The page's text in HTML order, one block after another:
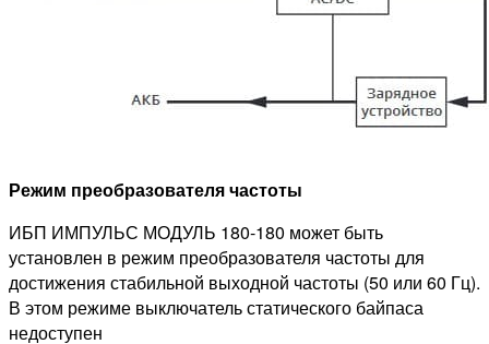
Режим преобразователя частоты
ИБП ИМПУЛЬС МОДУЛЬ 180-180 может быть
установлен в режим преобразователя частоты для
достижения стабильной выходной частоты (50 или 60 Гц).
В этом режиме выключатель статического байпаса
недоступен